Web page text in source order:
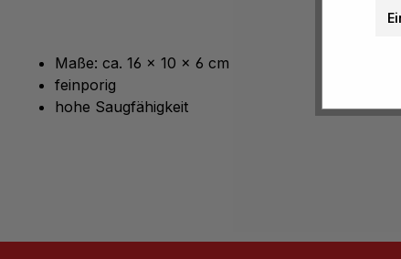
Maße: ca. 16 x 10 x 6 cm
feinporig
hohe Saugfähigkeit